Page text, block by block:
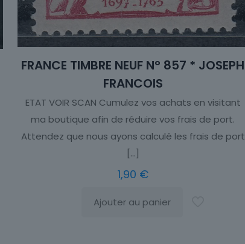
FRANCE TIMBRE NEUF N° 857 * JOSEPH
FRANCOIS
ETAT VOIR SCAN Cumulez vos achats en visitant
ma boutique afin de réduire vos frais de port.
Attendez que nous ayons calculé les frais de port
[…]
1,90 €
Ajouter au panier